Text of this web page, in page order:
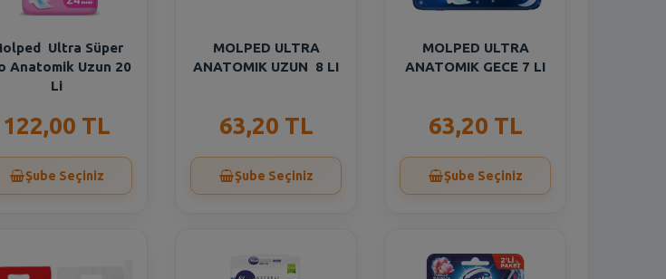
Ultra Süper
Anatomik Uzun 20
Li
122,00 TL
Şube Seçiniz
MOLPED ULTRA
ANATOMIK UZUN 8 LI
63,20 TL
Şube Seçiniz
MOLPED ULTRA
ANATOMIK GECE 7 LI
63,20 TL
Şube Seçiniz